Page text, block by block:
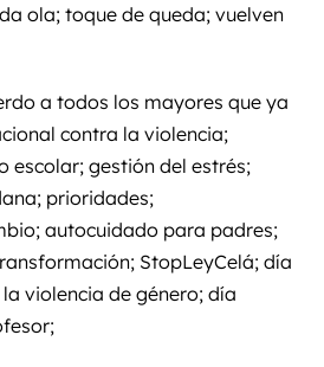
ola; toque de queda; vuelven
a todos los mayores que ya
contra la violencia;
escolar; gestión del estrés;
prioridades;
autocuidado para padres;
StopLeyCelá; día
violencia de género; día